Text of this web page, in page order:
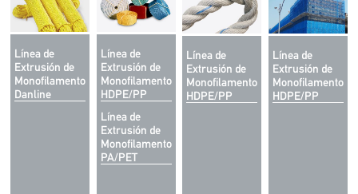
Línea de
Extrusión de
Monofilamento
Danline
Línea de
Extrusión de
Monofilamento
HDPE/PP
Línea de
Extrusión de
Monofilamento
PA/PET
Línea de
Extrusión de
Monofilamento
HDPE/PP
Línea de
Extrusión de
Monofilamento
HDPE/PP